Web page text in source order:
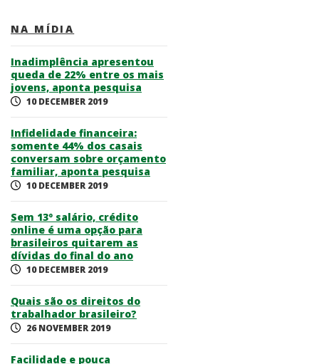
NA MÍDIA
Inadimplência apresentou
queda de 22% entre os mais
jovens, aponta pesquisa
10 DECEMBER 2019
Infidelidade financeira:
somente 44% dos casais
conversam sobre orçamento
familiar, aponta pesquisa
10 DECEMBER 2019
Sem 13º salário, crédito
online é uma opção para
brasileiros quitarem as
dívidas do final do ano
10 DECEMBER 2019
Quais são os direitos do
trabalhador brasileiro?
26 NOVEMBER 2019
Facilidade e pouca